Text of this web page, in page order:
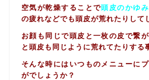
空気が乾燥することで頭皮のかゆみ
の疲れなどでも頭皮が荒れたりして
お顔も同じで頭皮と一枚の皮で繋
と頭皮も同じように荒れてたりする
そんな時にはいつものメニューに
がでしょうか？